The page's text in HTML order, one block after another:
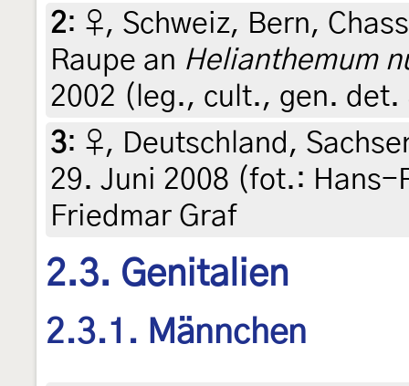
2: ♀, Schweiz, Bern,
Raupe an Helianthemum
2002 (leg., cult., gen.
3: ♀, Deutschland,
29. Juni 2008 (fot.: Hans-
Friedmar Graf
2.3. Genitalien
2.3.1. Männchen